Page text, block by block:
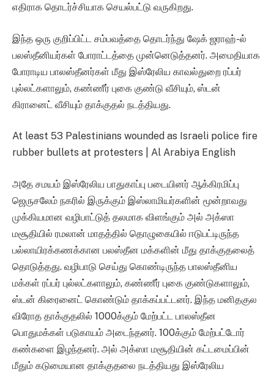
எதிராக தொடர்ச்சியாக செயல்பட்டு வருகிறது.
இந்த ஒரு குறிப்பிட்ட சம்பவத்தை தொடர்ந்து ஷேக் ஜராஹ்-ல்
பலஸ்தீனியர்கள் போராட்டத்தை முன்னெடுத்தனர். அமைதியாக
போராடிய பாலஸ்தீனர்கள் மீது இஸ்ரேலிய காவல்துறை ரப்பர்
புல்லட்களாலும், கண்ணீர் புகை குண்டு வீசியும், ஸ்டன்
கிரானைட் வீசியும் தாக்குதல் நடத்தியது.
At least 53 Palestinians wounded as Israeli police fire
rubber bullets at protesters | Al Arabiya English
அதே சமயம் இஸ்ரேலிய பாதுகாப்பு படையினர் ஆக்கிரமிப்பு
ஜெருசலேம் நகரில் இருக்கும் இஸ்லாமியர்களின் மூன்றாவது
முக்கியமான வழிபாட்டுத் தலமாக விளங்கும் அல் அக்ஸா
மசூதியில் ரமலான் மாதத்தில் தொழுகையில் ஈடுபட்டிருந்த
பல்லாயிரக்கணக்கான பலஸ்தீன மக்களின் மீது தாக்குதலைத்
தொடுத்தது. வழிபாடு செய்து கொண்டிருந்த பாலஸ்தீனிய
மக்கள் ரப்பர் புல்லட்களாலும், கண்ணீர் புகை குண்டுகளாலும்,
ஸ்டன் கிரைனைட் கொண்டும் தாக்கப்பட்டனர். இந்த மனிதகுல
விரோத தாக்குதலில் 1000க்கும் மேற்பட்ட பாலஸ்தீன
பொதுமக்கள் படுகாயம் அடைந்தனர். 100க்கும் மேற்பட்டோர்
கண்களை இழந்தனர். அல் அக்ஸா மசூதியின் கட்டமைப்பின்
மீதும் கடுமையான தாக்குதலை நடத்தியது இஸ்ரேலிய